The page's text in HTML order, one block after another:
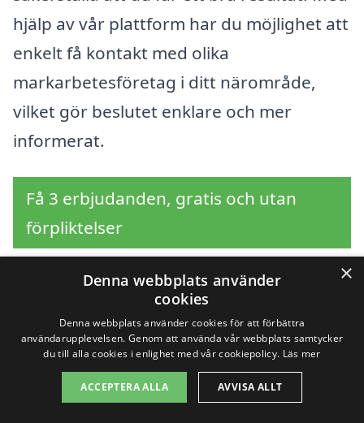
hjälp av vår plattform har du möjlighet att
enkelt få kontakt med olika
markarbetesföretag i ditt närområde,
vilket gör beslutet enklare och mer
informerat.
Få 3 erbjudanden, gratis och utan
förpliktelser
Sök efter en
professionell för
markarbete i andra
×
Denna webbplats använder
cookies
Denna webbplats använder cookies för att förbättra
användarupplevelsen. Genom att använda vår webbplats samtycker
du till alla cookies i enlighet med vår cookiepolicy. Läs mer
ACCEPTERA ALLA AVVISA ALLT